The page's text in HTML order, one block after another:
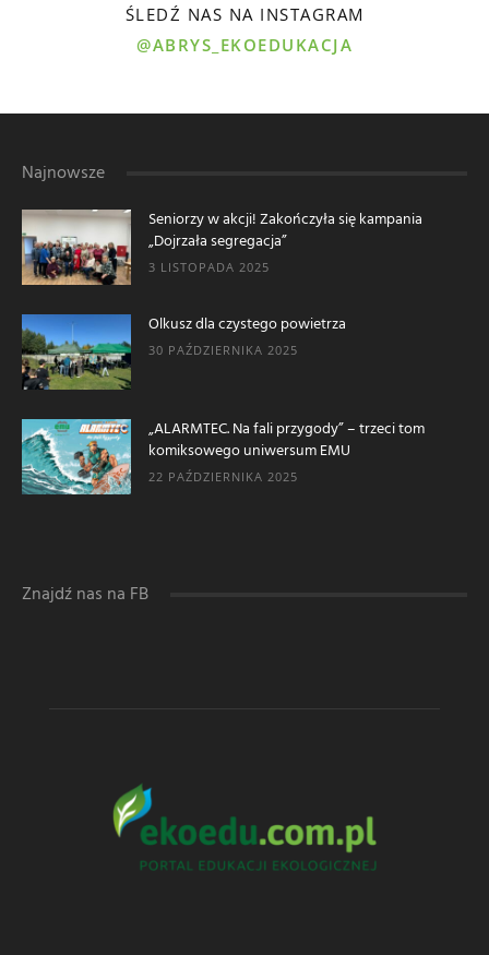
ŚLEDŹ NAS NA INSTAGRAM
@ABRYS_EKOEDUKACJA
Najnowsze
Seniorzy w akcji! Zakończyła się kampania
„Dojrzała segregacja”
3 LISTOPADA 2025
Olkusz dla czystego powietrza
30 PAŹDZIERNIKA 2025
„ALARMTEC. Na fali przygody” – trzeci tom
komiksowego uniwersum EMU
22 PAŹDZIERNIKA 2025
Znajdź nas na FB